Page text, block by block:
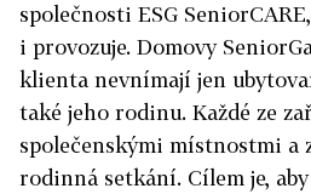
společnosti ESG
i provozuje. Domovy
klienta nevnímají jen
také jeho rodinu. Každé ze
společenskými místnostmi a
rodinná setkání. Cílem je,